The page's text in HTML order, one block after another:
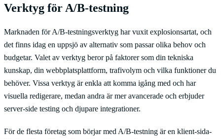
Verktyg för A/B-testning
Marknaden för A/B-testningsverktyg har vuxit explosionsartat, och
det finns idag en uppsjö av alternativ som passar olika behov och
budgetar. Valet av verktyg beror på faktorer som din tekniska
kunskap, din webbplatsplattform, trafivolym och vilka funktioner du
behöver. Vissa verktyg är enkla att komma igång med och har
visuella redigerare, medan andra är mer avancerade och erbjuder
server-side testing och djupare integrationer.
För de flesta företag som börjar med A/B-testning är en klient-sida-